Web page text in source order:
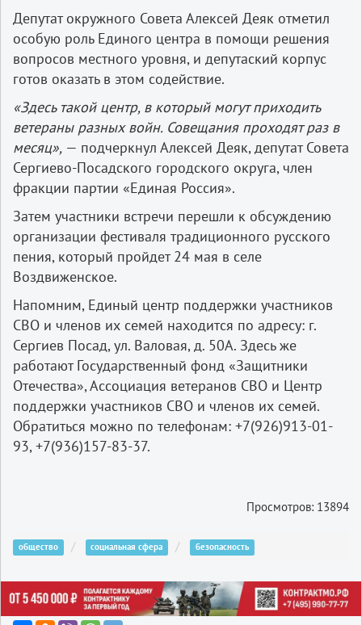
Депутат окружного Совета Алексей Деяк отметил
особую роль Единого центра в помощи решения
вопросов местного уровня, и депутаский корпус
готов оказать в этом содействие.
«Здесь такой центр, в который могут приходить
ветераны разных войн. Совещания проходят раз в
месяц», — подчеркнул Алексей Деяк, депутат Совета
Сергиево-Посадского городского округа, член
фракции партии «Единая Россия».
Затем участники встречи перешли к обсуждению
организации фестиваля традиционного русского
пения, который пройдет 24 мая в селе
Воздвиженское.
Напомним, Единый центр поддержки участников
СВО и членов их семей находится по адресу: г.
Сергиев Посад, ул. Валовая, д. 50А. Здесь же
работают Государственный фонд «Защитники
Отечества», Ассоциация ветеранов СВО и Центр
поддержки участников СВО и членов их семей.
Обратиться можно по телефонам: +7(926)913-01-
93, +7(936)157-83-37.
Просмотров: 13894
общество социальная сфера безопасность